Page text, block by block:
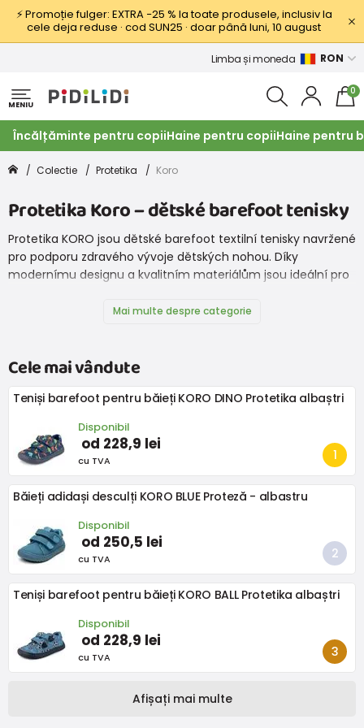
⚡ Promoție fulger: EXTRA −25 % la toate produsele, inclusiv la
cele deja reduse · cod SUN25 · doar până luni, 10 august
Limba și moneda RON
MENIU
0
Încălțăminte pentru copiiHaine pentru copiiHaine pentru
Colectie Protetika Koro
Protetika Koro – dětské barefoot tenisky
Protetika KORO jsou dětské barefoot textilní tenisky navržené
pro podporu zdravého vývoje dětských nohou. Díky
modernímu designu a kvalitním materiálům jsou ideální pro
Mai multe despre categorie
Cele mai vândute
Teniși barefoot pentru băieți KORO DINO Protetika albaștri
Disponibil
od 228,9 lei
cu TVA
Băieți adidași desculți KORO BLUE Proteză - albastru
Disponibil
od 250,5 lei
cu TVA
Teniși barefoot pentru băieți KORO BALL Protetika albaștri
Disponibil
od 228,9 lei
cu TVA
Afișați mai multe